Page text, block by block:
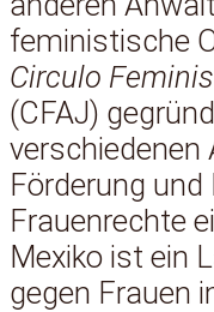
feministische
Circulo
(CFAJ)
verschiedenen
Förderung
Frauenrechte
Mexiko ist ein
gegen Frauen